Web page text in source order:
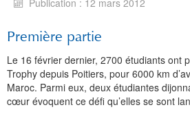
Publication : 12 mars 2012
Première partie
Le 16 février dernier, 2700 étudiants ont
Trophy depuis Poitiers, pour 6000 km
Maroc. Parmi eux, deux étudiantes
cœur évoquent ce défi qu’elles se sont